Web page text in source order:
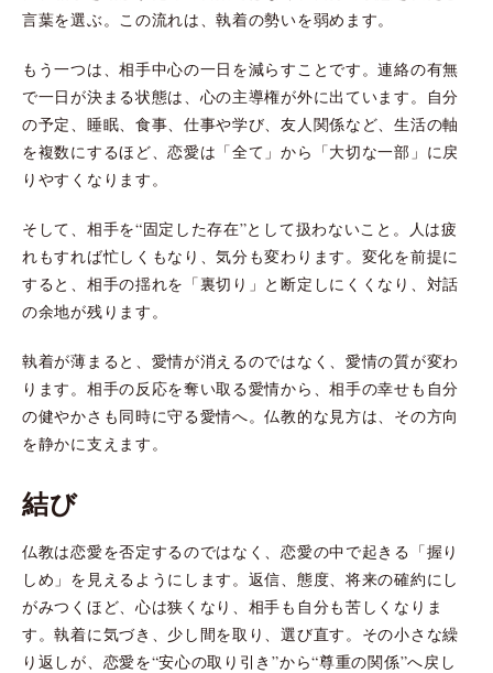
言葉を選ぶ。この流れは、執着の勢いを弱めます。
もう一つは、相手中心の一日を減らすことです。連絡の有無
で一日が決まる状態は、心の主導権が外に出ています。自分
の予定、睡眠、食事、仕事や学び、友人関係など、生活の軸
を複数にするほど、恋愛は「全て」から「大切な一部」に戻
りやすくなります。
そして、相手を“固定した存在”として扱わないこと。人は疲
れもすれば忙しくもなり、気分も変わります。変化を前提に
すると、相手の揺れを「裏切り」と断定しにくくなり、対話
の余地が残ります。
執着が薄まると、愛情が消えるのではなく、愛情の質が変わ
ります。相手の反応を奪い取る愛情から、相手の幸せも自分
の健やかさも同時に守る愛情へ。仏教的な見方は、その方向
を静かに支えます。
結び
仏教は恋愛を否定するのではなく、恋愛の中で起きる「握り
しめ」を見えるようにします。返信、態度、将来の確約にし
がみつくほど、心は狭くなり、相手も自分も苦しくなりま
す。執着に気づき、少し間を取り、選び直す。その小さな繰
り返しが、恋愛を“安心の取り引き”から“尊重の関係”へ戻し